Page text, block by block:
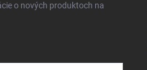
o nových produktoch na